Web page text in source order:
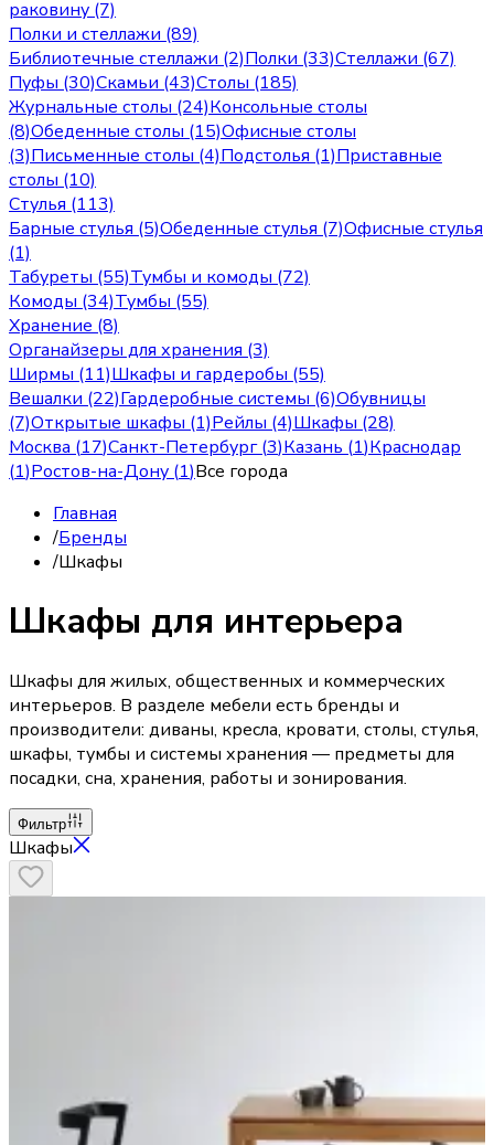
раковину (7)
Полки и стеллажи (89)
Библиотечные стеллажи (2)Полки (33)Стеллажи (67)
Пуфы (30)Скамьи (43)Столы (185)
Журнальные столы (24)Консольные столы
(8)Обеденные столы (15)Офисные столы
(3)Письменные столы (4)Подстолья (1)Приставные
столы (10)
Стулья (113)
Барные стулья (5)Обеденные стулья (7)Офисные стулья
(1)
Табуреты (55)Тумбы и комоды (72)
Комоды (34)Тумбы (55)
Хранение (8)
Органайзеры для хранения (3)
Ширмы (11)Шкафы и гардеробы (55)
Вешалки (22)Гардеробные системы (6)Обувницы
(7)Открытые шкафы (1)Рейлы (4)Шкафы (28)
Москва (17)Санкт-Петербург(3)Казань (1)Краснодар
(1)Ростов-на-Дону (1)Все города
Главная
/Бренды
/Шкафы
Шкафы для интерьера
Шкафы для жилых, общественных и коммерческих
интерьеров. В разделе мебели есть бренды и
производители: диваны, кресла, кровати, столы, стулья,
шкафы, тумбы и системы хранения — предметы для
посадки, сна, хранения, работы и зонирования.
Фильтр
Шкафы